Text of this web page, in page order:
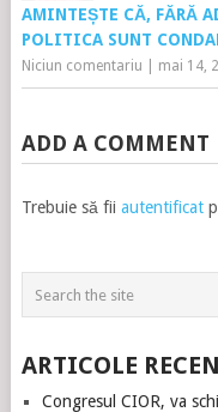
AMINTEȘTE CĂ, FĂRĂ
POLITICA SUNT
Niciun comentariu mai 14,
ADD A COMMENT
Trebuie să fii autentificat
ARTICOLE
Congresul CIOR, va